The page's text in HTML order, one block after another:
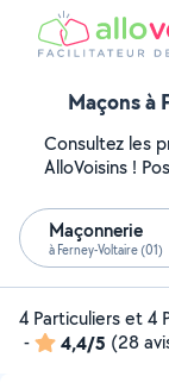
Maçons à
Consultez les
AlloVoisins !
Maçonnerie
à Ferney-Voltaire (01)
4 Particuliers et 4
-
4,4/5 (28